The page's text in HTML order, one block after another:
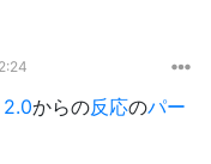
2.0からの反応のパー